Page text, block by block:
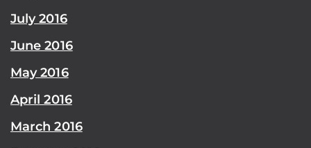
July 2016
June 2016
May 2016
April 2016
March 2016